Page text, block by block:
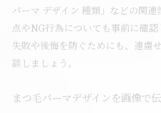
パーマ デザイン 種類」などの関
点やNG行為についても事前に確認
失敗や後悔を防ぐためにも、遠慮
談しましょう。
まつ毛パーマデザインを画像で